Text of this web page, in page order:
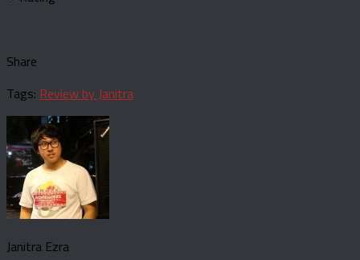
Share
Tags: Review by Janitra
Janitra Ezra